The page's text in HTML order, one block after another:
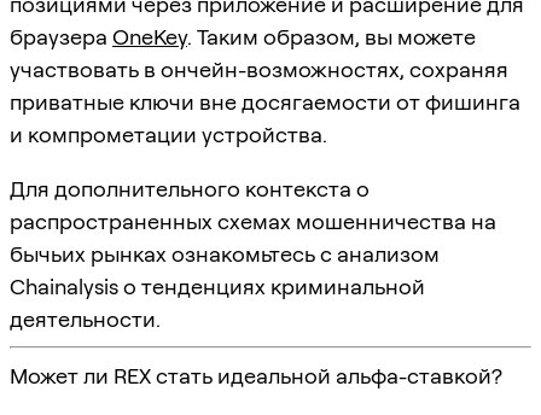
браузера OneKey. Таким образом, вы можете
участвовать в ончейн-возможностях, сохраняя
приватные ключи вне досягаемости от фишинга
и компрометации устройства.
Для дополнительного контекста о
распространенных схемах мошенничества на
бычьих рынках ознакомьтесь с анализом
Chainalysis о тенденциях криминальной
деятельности.
Может ли REX стать идеальной альфа-ставкой?